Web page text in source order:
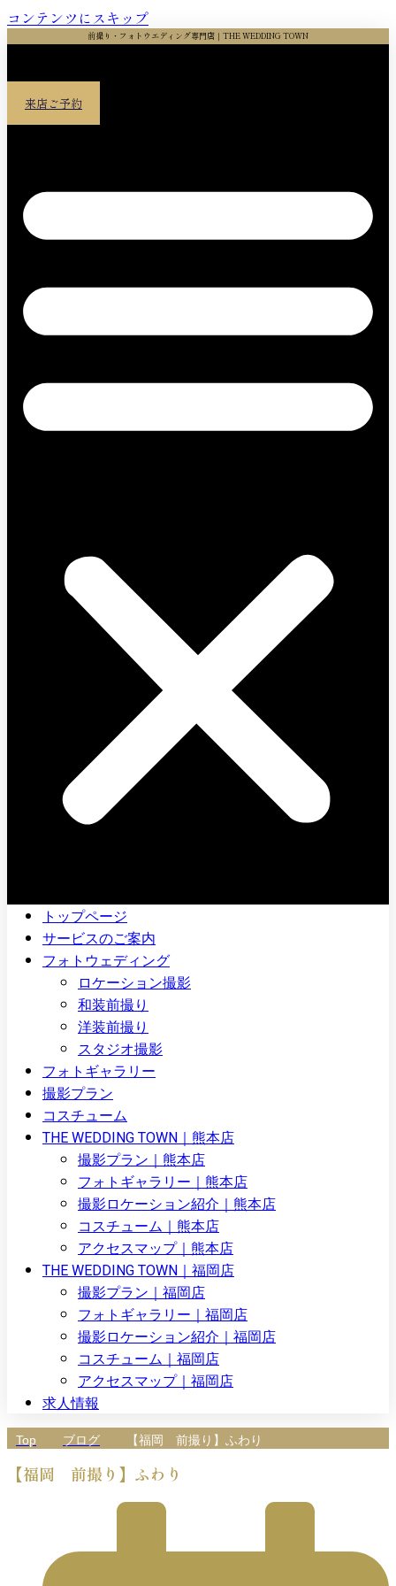
コンテンツにスキップ
前撮り・フォトウエディング専門店｜THE WEDDING TOWN
来店ご予約
トップページ
サービスのご案内
フォトウェディング
ロケーション撮影
和装前撮り
洋装前撮り
スタジオ撮影
フォトギャラリー
撮影プラン
コスチューム
THE WEDDING TOWN｜熊本店
撮影プラン｜熊本店
フォトギャラリー｜熊本店
撮影ロケーション紹介｜熊本店
コスチューム｜熊本店
アクセスマップ｜熊本店
THE WEDDING TOWN｜福岡店
撮影プラン｜福岡店
フォトギャラリー｜福岡店
撮影ロケーション紹介｜福岡店
コスチューム｜福岡店
アクセスマップ｜福岡店
求人情報
Top ブログ 【福岡 前撮り】ふわり
【福岡 前撮り】ふわり